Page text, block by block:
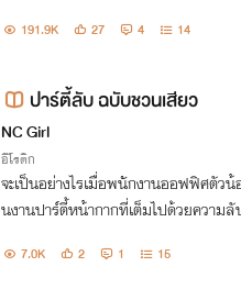
191.9K 27 4 14
ปาร์ตี้ลับ ฉบับชวนเสียว
NC Girl
อีโรติก
จะเป็นอย่างไรเมื่อพนักงานออฟฟิศตัวน้
นงานปาร์ตี้หน้ากากที่เต็มไปด้วยความ
อม ๆ กันได้เลยค่ะ
7.0K 2 1 15